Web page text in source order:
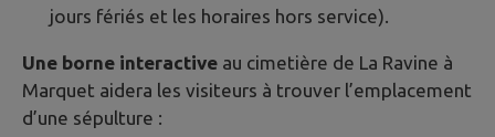
jours fériés et les horaires hors service).
Une borne interactive au cimetière de La Ravine à
Marquet aidera les visiteurs à trouver l’emplacement
d’une sépulture :